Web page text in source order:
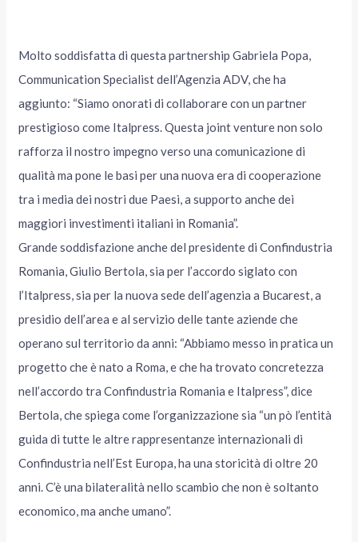
Molto soddisfatta di questa partnership Gabriela Popa,
Communication Specialist dell’Agenzia ADV, che ha
aggiunto: “Siamo onorati di collaborare con un partner
prestigioso come Italpress. Questa joint venture non solo
rafforza il nostro impegno verso una comunicazione di
qualità ma pone le basi per una nuova era di cooperazione
tra i media dei nostri due Paesi, a supporto anche dei
maggiori investimenti italiani in Romania”.
Grande soddisfazione anche del presidente di Confindustria
Romania, Giulio Bertola, sia per l’accordo siglato con
l’Italpress, sia per la nuova sede dell’agenzia a Bucarest, a
presidio dell’area e al servizio delle tante aziende che
operano sul territorio da anni: “Abbiamo messo in pratica un
progetto che è nato a Roma, e che ha trovato concretezza
nell’accordo tra Confindustria Romania e Italpress”, dice
Bertola, che spiega come l’organizzazione sia “un pò l’entità
guida di tutte le altre rappresentanze internazionali di
Confindustria nell’Est Europa, ha una storicità di oltre 20
anni. C’è una bilateralità nello scambio che non è soltanto
economico, ma anche umano”.